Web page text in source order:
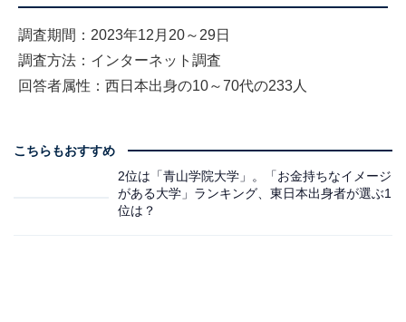
調査期間：2023年12月20～29日
調査方法：インターネット調査
回答者属性：西日本出身の10～70代の233人
こちらもおすすめ
2位は「青山学院大学」。「お金持ちなイメージ
がある大学」ランキング、東日本出身者が選ぶ1
位は？